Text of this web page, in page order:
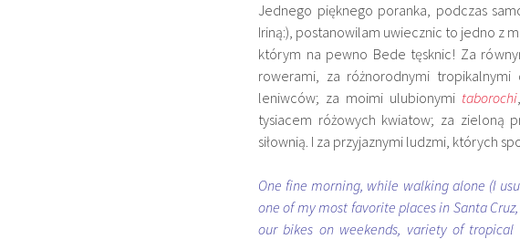
Jednego pięknego poranka, podczas
Iriną:), postanowilam uwiecznic to jedno z
którym na pewno Bede tęsknic! Za
rowerami, za różnorodnymi
leniwców; za moimi ulubionymi taborochi
tysiacem różowych kwiatow; za zieloną
siłownią. I za przyjaznymi ludzmi, których
One fine morning, while walking alone (I
one of my most favorite places in Santa
our bikes on weekends, variety of